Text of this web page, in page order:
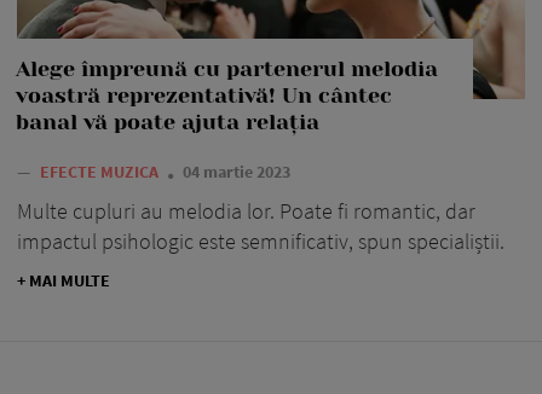
Alege împreună cu partenerul melodia
voastră reprezentativă! Un cântec
banal vă poate ajuta relația
— EFECTE MUZICA 04 martie 2023
Multe cupluri au melodia lor. Poate fi romantic, dar
impactul psihologic este semnificativ, spun specialiștii.
+ MAI MULTE